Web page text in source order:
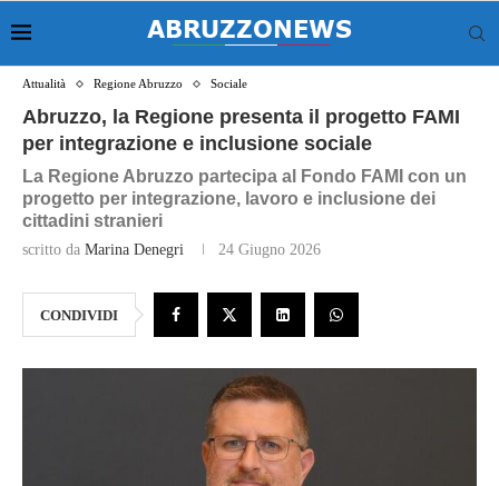
Attualità Regione Abruzzo Sociale
Abruzzo, la Regione presenta il progetto FAMI
per integrazione e inclusione sociale
La Regione Abruzzo partecipa al Fondo FAMI con un
progetto per integrazione, lavoro e inclusione dei
cittadini stranieri
scritto da Marina Denegri 24 Giugno 2026
CONDIVIDI